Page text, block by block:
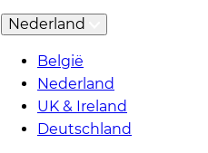
Nederland
België
Nederland
UK & Ireland
Deutschland